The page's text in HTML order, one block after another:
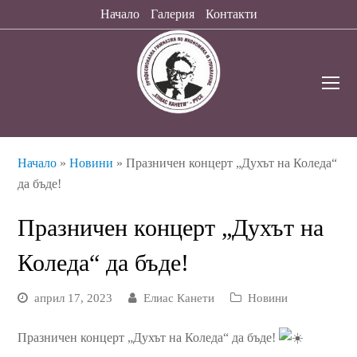
Начало Галерия Контакти
Начало »Новини »Празничен концерт „Духът на Коледа“
да бъде!
Празничен концерт „Духът на
Коледа“ да бъде!
април 17, 2023 Елиас Канети Новини
Празничен концерт „Духът на Коледа“ да бъде!